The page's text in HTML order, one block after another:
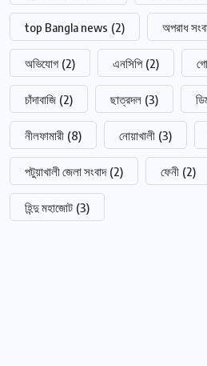
top Bangla news (2) অপরাধ
অভিযোগ (2) এনসিপি (2)
চাঁদাবাজি (2) ছাত্রদল (3)
নীলফামারী (8) নোয়াখালী (3)
পটুয়াখালী জেলা সংবাদ (2) ফেনী (2)
হিন্দু মহাজোট (3)